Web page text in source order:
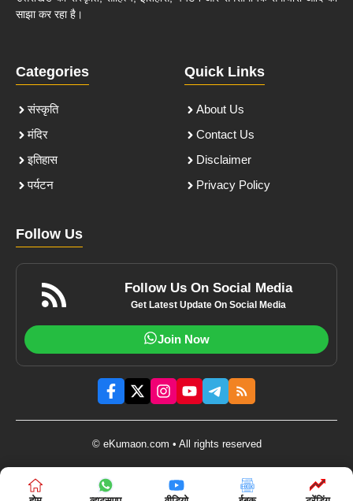
साझा कर रहा है।
Categories
संस्कृति
मंदिर
इतिहास
पर्यटन
Quick Links
About Us
Contact Us
Disclaimer
Privacy Policy
Follow Us
Follow Us On Social Media
Get Latest Update On Social Media
Join Now
© eKumaon.com • All rights reserved